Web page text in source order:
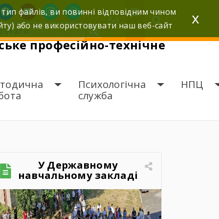
youtubeinstagramwordpress
професійно-технічне
Психологічна
служба
НПЦ
У Державному
навчальному закладі
«Шумське професійно-
технічне училище»
відбувся зворушливий
випускний захід – 2026
файлів, ви повинні відповідним чином
або не використовувати наш веб-сайт
x